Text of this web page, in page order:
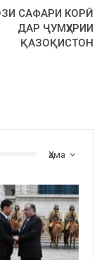
САФАРИ КОРӢ
ДАР ҶУМҲУРИИ
ҚАЗОҚИСТОН
Ҳама